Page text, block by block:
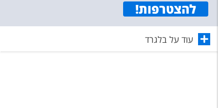
להצטרפות!
עוד על בלגרד